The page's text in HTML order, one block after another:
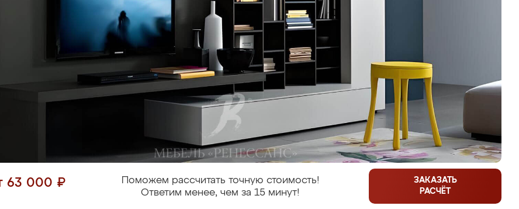
63 000 ₽
Поможем рассчитать точную стоимость!
Ответим менее, чем за 15 минут!
ЗАКАЗАТЬ
РАСЧЁТ